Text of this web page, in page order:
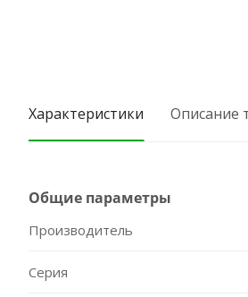
Характеристики Описание
Общие параметры
Производитель
Серия